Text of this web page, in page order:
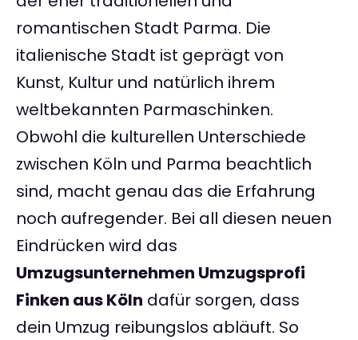
romantischen Stadt Parma. Die
italienische Stadt ist geprägt von
Kunst, Kultur und natürlich ihrem
weltbekannten Parmaschinken.
Obwohl die kulturellen Unterschiede
zwischen Köln und Parma beachtlich
sind, macht genau das die Erfahrung
noch aufregender. Bei all diesen neuen
Eindrücken wird das
Umzugsunternehmen Umzugsprofi
Finken aus Köln dafür sorgen, dass
dein Umzug reibungslos abläuft. So